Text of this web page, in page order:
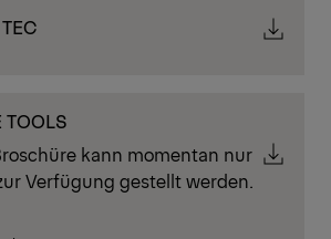
TOOLS
kann momentan nur
Verfügung gestellt werden.